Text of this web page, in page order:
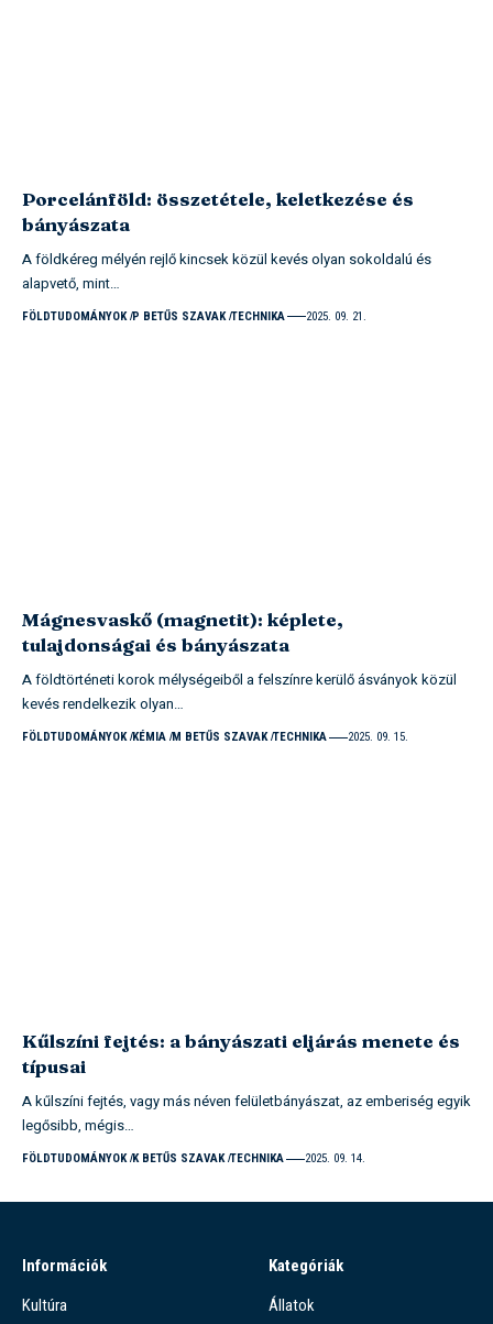
Porcelánföld: összetétele, keletkezése és
bányászata
A földkéreg mélyén rejlő kincsek közül kevés olyan sokoldalú és
alapvető, mint…
FÖLDTUDOMÁNYOK P BETŰS SZAVAK TECHNIKA 2025. 09. 21.
Mágnesvaskő (magnetit): képlete,
tulajdonságai és bányászata
A földtörténeti korok mélységeiből a felszínre kerülő ásványok közül
kevés rendelkezik olyan…
FÖLDTUDOMÁNYOK KÉMIA M BETŰS SZAVAK TECHNIKA 2025. 09. 15.
Kűlszíni fejtés: a bányászati eljárás menete és
típusai
A kűlszíni fejtés, vagy más néven felületbányászat, az emberiség egyik
legősibb, mégis…
FÖLDTUDOMÁNYOK K BETŰS SZAVAK TECHNIKA 2025. 09. 14.
Információk
Kultúra
Kategóriák
Állatok